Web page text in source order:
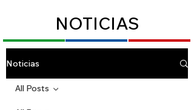
NOTICIAS
Noticias
All Posts